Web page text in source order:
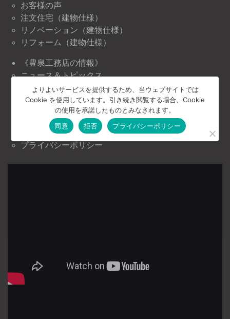
お客様の声
注文住宅（建物仕様）
リノベーション（建物仕様）
リフォーム（建物仕様）
《豊泉工務店の情報》
ニュース＆トピックス
イベント情報
《豊泉工務店について》
会社案内
お問い合わせ
プライバシーポリシー
よりよいサービスを提供するため、当ウェブサイトでは
Cookie を使用しています。引き続き閲覧する場合、Cookie
の使用を承諾したものとみなされます。
同意
拒否 プライバシーポリシー